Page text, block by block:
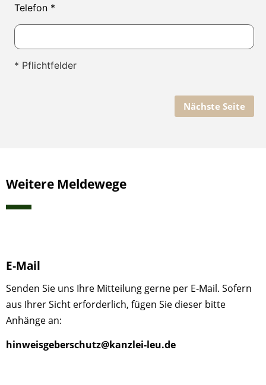
Telefon *
* Pflichtfelder
Nächste Seite
Weitere Meldewege
E‑Mail
Senden Sie uns Ihre Mitteilung gerne per E‑Mail. Sofern
aus Ihrer Sicht erforderlich, fügen Sie dieser bitte
Anhänge an:
hinweisgeberschutz@kanzlei-leu.de